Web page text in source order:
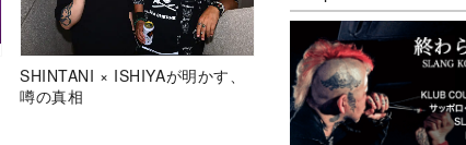
SHINTANI × ISHIYAが明かす、
噂の真相